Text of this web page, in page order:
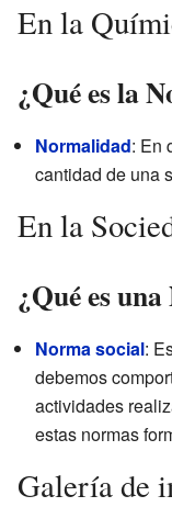
En la
¿Qué es la
Normalidad: En
cantidad de una
En la
¿Qué es
Norma social:
debemos
actividades
estas normas
Galería de